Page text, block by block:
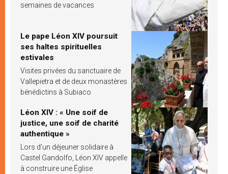
semaines de vacances
Le pape Léon XIV poursuit
ses haltes spirituelles
estivales
Visites privées du sanctuaire de
Vallepietra et de deux monastères
bénédictins à Subiaco
Léon XIV : « Une soif de
justice, une soif de charité
authentique »
Lors d’un déjeuner solidaire à
Castel Gandolfo, Léon XIV appelle
à construire une Église